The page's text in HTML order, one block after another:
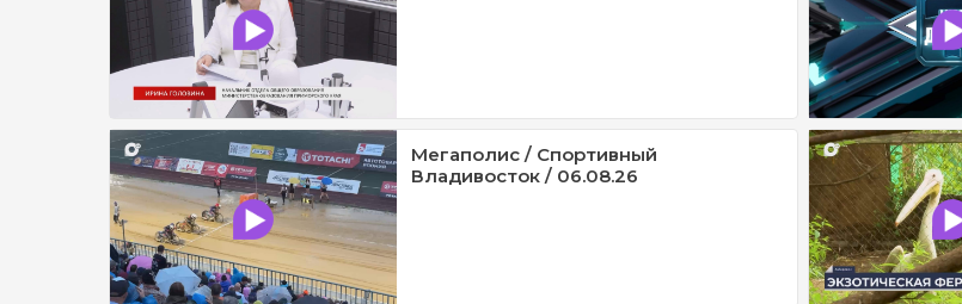
Мегаполис / Спортивный
Владивосток / 06.08.26